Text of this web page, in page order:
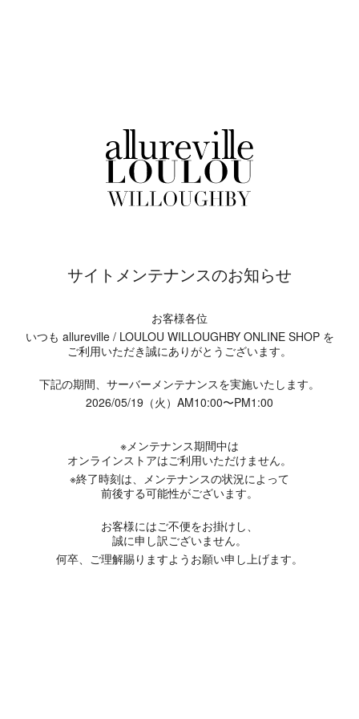
サイトメンテナンスのお知らせ
お客様各位
いつも allureville / LOULOU WILLOUGHBY ONLINE SHOP を
ご利用いただき誠にありがとうございます。
下記の期間、サーバーメンテナンスを実施いたします。
2026/05/19（火）AM10:00〜PM1:00
※メンテナンス期間中は
オンラインストアはご利用いただけません。
※終了時刻は、メンテナンスの状況によって
前後する可能性がございます。
お客様にはご不便をお掛けし、
誠に申し訳ございません。
何卒、ご理解賜りますようお願い申し上げます。